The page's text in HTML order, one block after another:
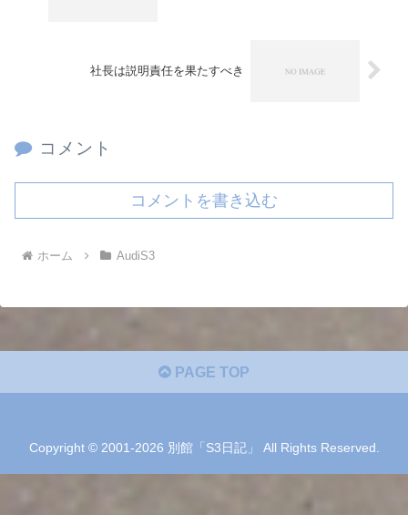
社長は説明責任を果たすべき
コメント
コメントを書き込む
ホーム AudiS3
PAGE TOP
Copyright © 2001-2026 別館「S3日記」 All Rights Reserved.